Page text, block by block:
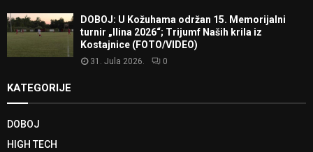
DOBOJ: U Kožuhama održan 15. Memorijalni
turnir „Ilina 2026“; Trijumf Naših krila iz
Kostajnice (FOTO/VIDEO)
31. Jula 2026. 0
KATEGORIJE
DOBOJ
HIGH TECH